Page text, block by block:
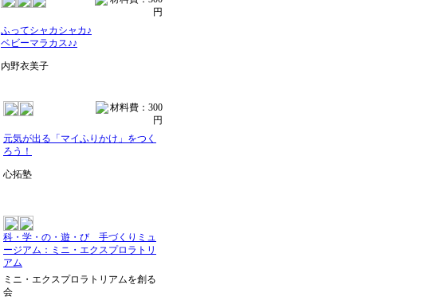
ふってシャカシャカ♪
ベビーマラカス♪♪
内野衣美子
元気が出る「マイふりかけ」をつく
ろう！
心拓塾
科・学・の・遊・び 手づくりミュ
ージアム：ミニ・エクスプロラトリ
アム
ミニ・エクスプロラトリアムを創る
会